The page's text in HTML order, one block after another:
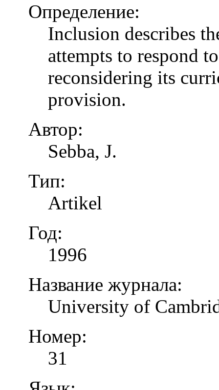
Определение:
Inclusion describes
attempts to respond
reconsidering its
provision.
Автор:
Sebba, J.
Тип:
Artikel
Год:
1996
Название журнала:
University of
Номер:
31